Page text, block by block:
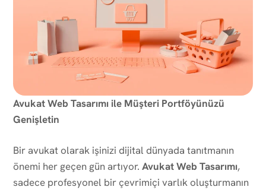
Avukat Web Tasarımı ile Müşteri Portföyünüzü
Genişletin
Bir avukat olarak işinizi dijital dünyada tanıtmanın
önemi her geçen gün artıyor. Avukat Web Tasarımı,
sadece profesyonel bir çevrimiçi varlık oluşturmanın